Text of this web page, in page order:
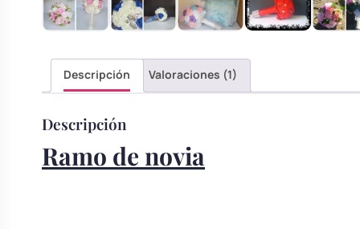
para arras
alianzas
Perchas de comunión
personalizadas
Rasca y Gana para Comunión:
Sorpresas y Diversión
Bolsos personalizados
Neceseres personalizados
Otros regalos
Descripción Valoraciones (1)
Descripción
Ramo de novia